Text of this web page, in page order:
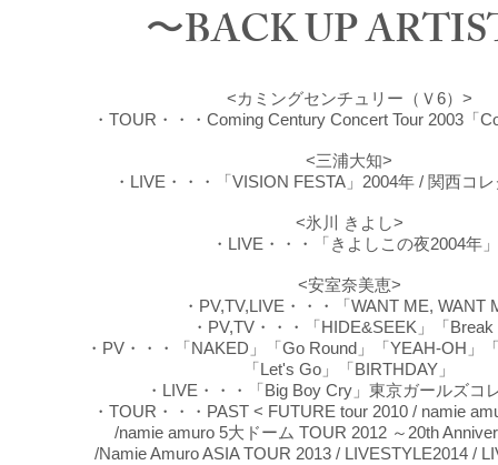
〜BACK UP
<カミングセンチュリー（Ｖ6）>
・TOUR・・・Coming Century Concert Tour 2003「
<三浦大知>
・LIVE・・・「VISION FESTA」2004年 / 関西コ
<氷川 きよし>
・LIVE・・・「きよしこの夜2004年
<安室奈美恵>
・PV,TV,LIVE・・・「WANT ME, WANT
・PV,TV・・・「HIDE&SEEK」「Break
・PV・・・「NAKED」「Go Round」「YEAH-OH」
「Let's Go」「BIRTHDAY」
・LIVE・・・「Big Boy Cry」東京ガールズコ
・TOUR・・・PAST < FUTURE tour 2010 / namie
/namie amuro 5大ドーム TOUR 2012 ～20th
/Namie Amuro ASIA TOUR 2013 / LIVESTYLE2014 /